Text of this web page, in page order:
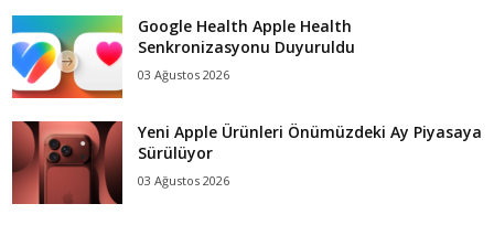
Google Health Apple Health
Senkronizasyonu Duyuruldu
03 Ağustos 2026
Yeni Apple Ürünleri Önümüzdeki Ay Piyasaya
Sürülüyor
03 Ağustos 2026